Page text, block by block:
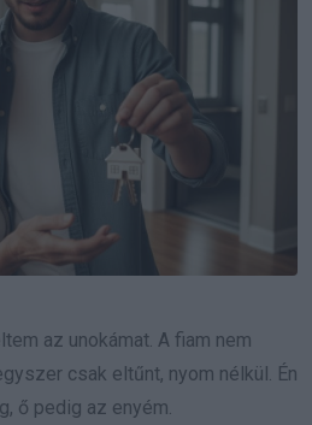
az unokámat. A fiam nem
csak eltűnt, nyom nélkül. Én
ő pedig az enyém.